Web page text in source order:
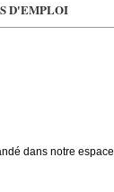
D'EMPLOI
dans notre espace